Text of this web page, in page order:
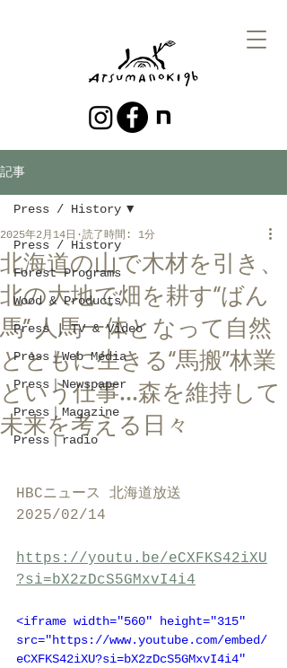
記事
Press / History
Forest Programs
Wood & Products
Press | TV & Video
Press｜Web Media
Press｜Newspaper
Press｜Magazine
Press｜radio
Press / History
北海道の山で木材を引き、
北の大地で畑を耕す“ばん
馬” 人馬一体となって自然
とともに生きる“馬搬”林業
という仕事…森を維持して
未来を考える日々
2025年2月14日 読了時間: 1分
HBCニュース 北海道放送
2025/02/14
https://youtu.be/eCXFKS42iXU
?si=bX2zDcS5GMxvI4i4
<iframe width="560" height="315"
src="https://www.youtube.com/embed/
eCXFKS42iXU?si=bX2zDcS5GMxvI4i4"